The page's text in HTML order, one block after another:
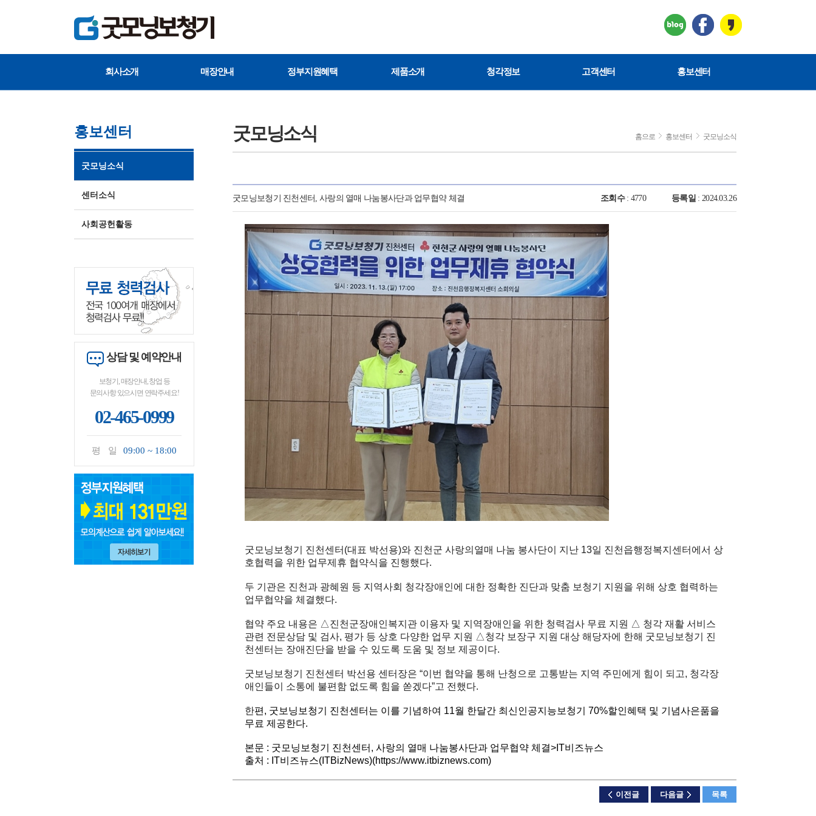
회사소개 매장안내 정부지원혜택 제품소개 청각정보 고객센터 홍보센터
홍보센터
굿모닝소식
센터소식
사회공헌활동
상담 및 예약안내
보청기, 매장안내, 창업 등
문의사항 있으시면 연락주세요!
02-465-0999
평 일 09:00 ~ 18:00
굿모닝소식 홈으로 홍보센터 굿모닝소식
굿모닝보청기 진천센터, 사랑의 열매 나눔봉사단과 업무협약 체결 조회수 : 4770 등록일 : 2024.03.26
굿모닝보청기 진천센터(대표 박선용)와 진천군 사랑의열매 나눔 봉사단이 지난 13일 진천읍행정복지센터에서 상
호협력을 위한 업무제휴 협약식을 진행했다.
두 기관은 진천과 광혜원 등 지역사회 청각장애인에 대한 정확한 진단과 맞춤 보청기 지원을 위해 상호 협력하는
업무협약을 체결했다.
협약 주요 내용은 △진천군장애인복지관 이용자 및 지역장애인을 위한 청력검사 무료 지원 △ 청각 재활 서비스
관련 전문상담 및 검사, 평가 등 상호 다양한 업무 지원 △청각 보장구 지원 대상 해당자에 한해 굿모닝보청기 진
천센터는 장애진단을 받을 수 있도록 도움 및 정보 제공이다.
굿보닝보청기 진천센터 박선용 센터장은 “이번 협약을 통해 난청으로 고통받는 지역 주민에게 힘이 되고, 청각장
애인들이 소통에 불편함 없도록 힘을 쏟겠다”고 전했다.
한편, 굿보닝보청기 진천센터는 이를 기념하여 11월 한달간 최신인공지능보청기 70%할인혜택 및 기념사은품을
무료 제공한다.
본문 : 굿모닝보청기 진천센터, 사랑의 열매 나눔봉사단과 업무협약 체결> IT비즈뉴스
출처 : IT비즈뉴스(ITBizNews)(https://www.itbiznews.com)
이전글 다음글 목록